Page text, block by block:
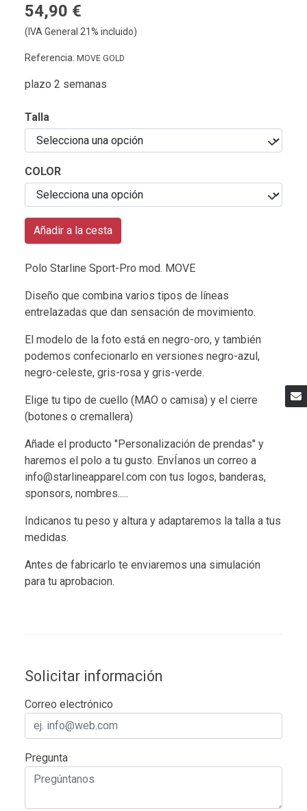
54,90 €
(IVA General 21% incluido)
Referencia: MOVE GOLD
plazo 2 semanas
Talla
COLOR
Añadir a la cesta
Polo Starline Sport-Pro mod. MOVE
Diseño que combina varios tipos de líneas
entrelazadas que dan sensación de movimiento.
El modelo de la foto está en negro-oro, y también
podemos confecionarlo en versiones negro-azul,
negro-celeste, gris-rosa y gris-verde.
Elige tu tipo de cuello (MAO o camisa) y el cierre
(botones o cremallera)
Añade el producto "Personalización de prendas" y
haremos el polo a tu gusto. EnvÍanos un correo a
info@starlineapparel.com con tus logos, banderas,
sponsors, nombres.....
Indicanos tu peso y altura y adaptaremos la talla a tus
medidas.
Antes de fabricarlo te enviaremos una simulación
para tu aprobacion.
Solicitar información
Correo electrónico
Pregunta